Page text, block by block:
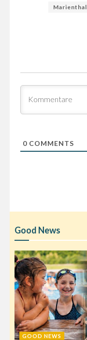
Marienthal
0COMMENTS
Good News
GOOD NEWS